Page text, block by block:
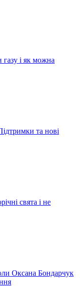
і як можна
та нові
свята і не
Оксана Бондарчук